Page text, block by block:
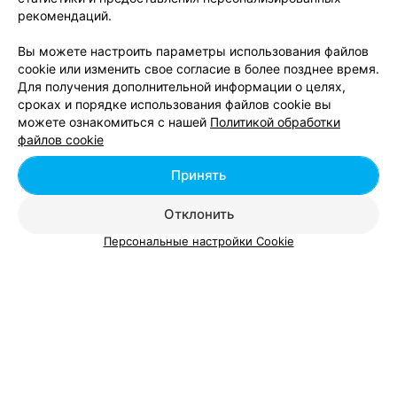
ЭФФЕКТИВНАЯ РЕКЛАМА НА САЙТЕ
рекомендаций.
Вы можете настроить параметры использования файлов
cookie или изменить свое согласие в более позднее время.
Для получения дополнительной информации о целях,
сроках и порядке использования файлов cookie вы
можете ознакомиться с нашей Политикой обработки
файлов cookie
Отклонить
Принять
Персональные настройки Cookie